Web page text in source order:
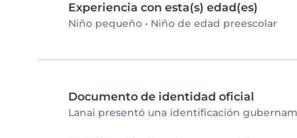
Experiencia con esta(s) edad(es)
Niño pequeño • Niño de edad preescolar
Documento de identidad oficial
Lanai presentó una identificación